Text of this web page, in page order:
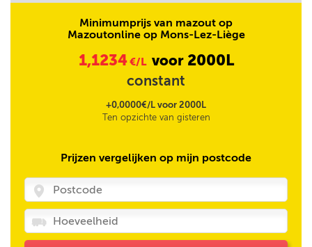
Minimumprijs van mazout op
Mazoutonline op Mons-Lez-Liège
1,1234€/L voor 2000L
constant
+0,0000€/L voor 2000L
Ten opzichte van gisteren
Prijzen vergelijken op mijn postcode